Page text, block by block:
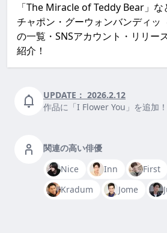
「The Miracle of Teddy Bear」
チャポン・グーウォンバンディッ
の一覧・SNSアカウント・リリー
紹介！
UPDATE： 2026.2.12
作品に「I Flower You」を追加！
関連の高い俳優
Nice
Inn First
Kradum
Jome